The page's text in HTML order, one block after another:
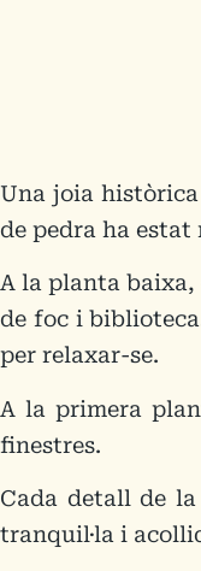
Una joia
de pedra ha estat
A la planta baixa,
de foc i
per relaxar-se.
A la primera
finestres.
Cada detall de
tranquil·la i